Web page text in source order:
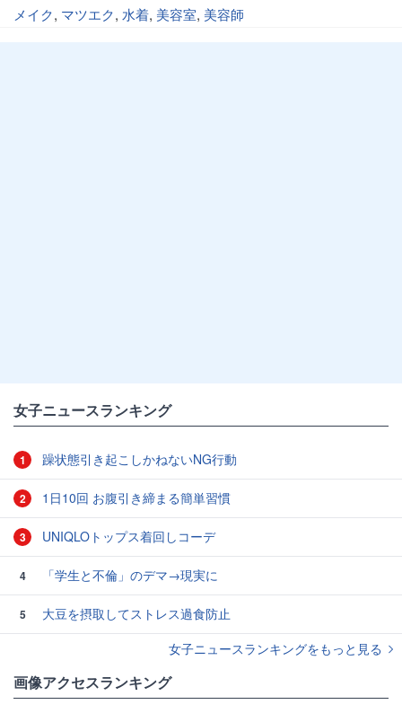
メイク, マツエク, 水着, 美容室, 美容師
女子ニュースランキング
1 躁状態引き起こしかねないNG行動
2 1日10回 お腹引き締まる簡単習慣
3 UNIQLOトップス着回しコーデ
4 「学生と不倫」のデマ→現実に
5
大豆を摂取してストレス過食防止
女子ニュースランキングをもっと見る
画像アクセスランキング